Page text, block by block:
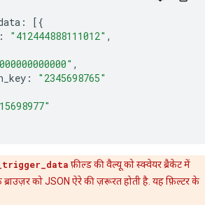
:
[{
: "412444888111012" ,
,
:
"2345698765"
फ़ील्ड की वैल्यू को स्क्वेयर ब्रैकेट में
ब्राउज़र को JSON ऐरे की ज़रूरत होती है. यह फ़िल्टर के